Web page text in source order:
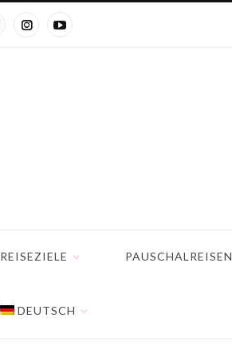
REISEZIELE PAUSCHALREISEN
DEUTSCH